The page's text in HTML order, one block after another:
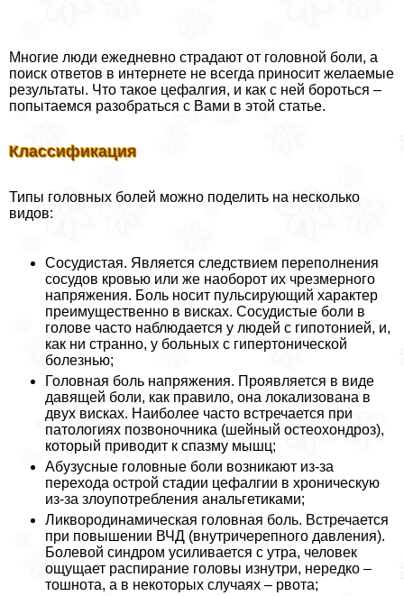
Многие люди ежедневно страдают от головной боли, а
поиск ответов в интернете не всегда приносит желаемые
результаты. Что такое цефалгия, и как с ней бороться –
попытаемся разобраться с Вами в этой статье.
Классификация
Типы головных болей можно поделить на несколько
видов:
Сосудистая. Является следствием переполнения
сосудов кровью или же наоборот их чрезмерного
напряжения. Боль носит пульсирующий хаpaктер
преимущественно в висках. Сосудистые боли в
голове часто наблюдается у людей с гипотонией, и,
как ни странно, у больных с гипертонической
болезнью;
Головная боль напряжения. Проявляется в виде
давящей боли, как правило, она локализована в
двух висках. Наиболее часто встречается при
патологиях позвоночника (шейный остеохондроз),
который приводит к спазму мышц;
Абузусные головные боли возникают из-за
перехода острой стадии цефалгии в хроническую
из-за злоупотрeбления aнaльгетиками;
Ликвородинамическая головная боль. Встречается
при повышении ВЧД (внутричерепного давления).
Болевой синдром усиливается с утра, человек
ощущает распирание головы изнутри, нередко –
тошнота, а в некоторых случаях – рвота;